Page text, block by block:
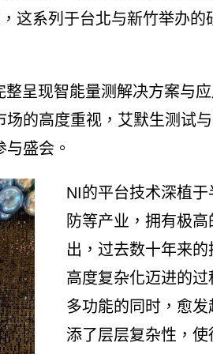
这系列于台北与新竹举办
整呈现智能量测解决方案与
的高度重视，艾默生测试
盛会。
NI的平台技术深植
防等产业，拥有极
出，过去数十年来
高度复杂化迈进的
多功能的同时，愈
添了层层复杂性，